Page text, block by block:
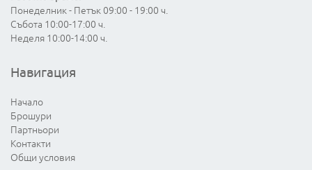
Понеделник - Петък 09:00 - 19:00 ч.
Събота 10:00-17:00 ч.
Неделя 10:00-14:00 ч.
Навигация
Начало
Брошури
Партньори
Контакти
Общи условия